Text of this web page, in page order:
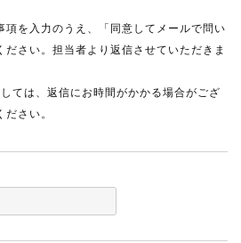
項を入力のうえ、「同意してメールで問い
さい。担当者より返信させていただきま
ては、返信にお時間がかかる場合がござ
さい。